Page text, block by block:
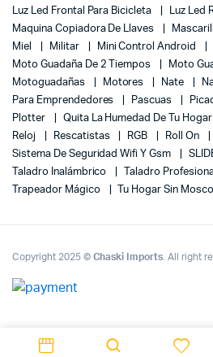
Luz Led Frontal Para Bicicleta
Luz Led
Maquina Copiadora De Llaves
Miel
Militar Mini Control Android
Moto Guadaña De 2 Tiempos
Moto
Motoguadañas
Motores Nate
Para Emprendedores
Pascuas
Plotter
Quita La Humedad De Tu Hogar
Reloj
Rescatistas RGB Roll On
Sistema De Seguridad Wifi Y Gsm
Taladro Inalámbrico
Taladro
Trapeador Mágico
Tu Hogar Sin
Copyright 2025 ©Chaski Imports . All right